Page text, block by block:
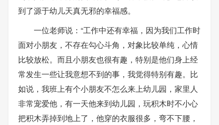
到了源于幼儿天真无邪的幸福感。
一位老师说：“工作中还有幸福，因为我们工作时
面对小朋友，不存在勾心斗角，对象比较单纯，心情
比较放松。而且小朋友也很有趣，特别是他们身上经
常发生一些让我意想不到的事，我觉得特别有趣。比
如说，我班上有个小朋友不怎么来上幼儿园，家里人
非常宠爱他，有一天他来到幼儿园，玩积木时不小心
把积木弄掉到地上了，他穿的衣服很多，弯不下腰，